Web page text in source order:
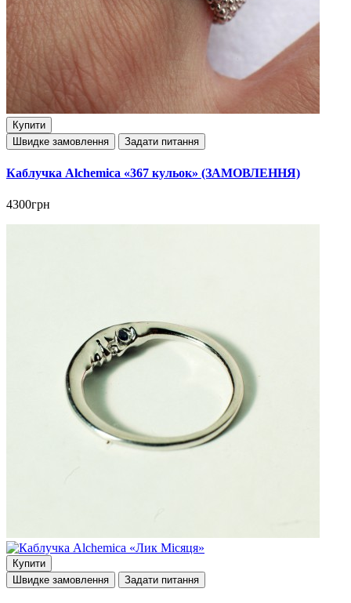
Купити
Швидке замовлення
Задати питання
Каблучка Alchemica «367 кульок» (ЗАМОВЛЕННЯ)
4300грн
Купити
Швидке замовлення
Задати питання